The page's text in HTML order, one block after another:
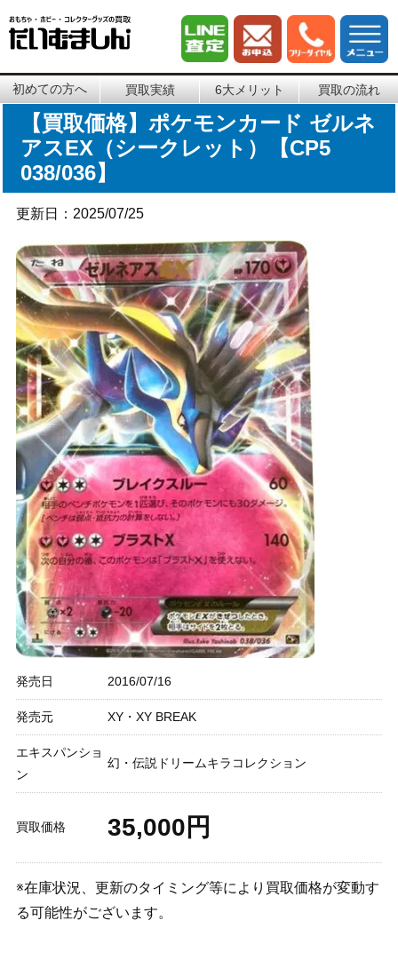
初めての方へ 買取実績 6大メリット 買取の流れ
【買取価格】ポケモンカード ゼルネ
アスEX（シークレット）【CP5
038/036】
更新日：2025/07/25
発売日 2016/07/16
発売元 XY・XY BREAK
エキスパンショ
ン
幻・伝説ドリームキラコレクション
買取価格 35,000円
※在庫状況、更新のタイミング等により買取価格が変動す
る可能性がございます。